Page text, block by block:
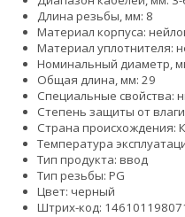
Длина резьбы, мм: 8
Материал корпуса:
Материал уплотнителя:
Номинальный диаметр,
Общая длина, мм: 29
Специальные свойства:
Степень защиты от
Страна происхождения:
Температура
Тип продукта: ввод
Тип резьбы: PG
Цвет: черный
Штрих-код: